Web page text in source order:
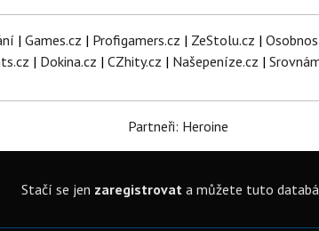
| Games.cz | Profigamers.cz | ZeStolu.cz |
| Dokina.cz | CZhity.cz | Našepeníze.cz |
Partneři: Heroine
Stačí se jen zaregistrovata můžete tuto